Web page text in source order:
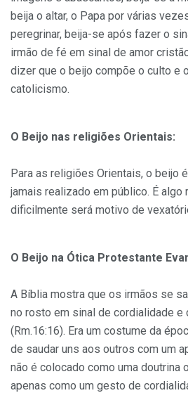
beija o altar, o Papa por várias
peregrinar, beija-se após fazer o
irmão de fé em sinal de amor
dizer que o beijo compõe o culto e
catolicismo.
O Beijo nas religiões Orientais:
Para as religiões Orientais, o beijo
jamais realizado em público. É algo
dificilmente será motivo de
O Beijo na Ótica Protestante
A Bíblia mostra que os irmãos se
no rosto em sinal de cordialidade e
(Rm.16:16). Era um costume da
de saudar uns aos outros com um
não é colocado como uma doutrina
apenas como um gesto de